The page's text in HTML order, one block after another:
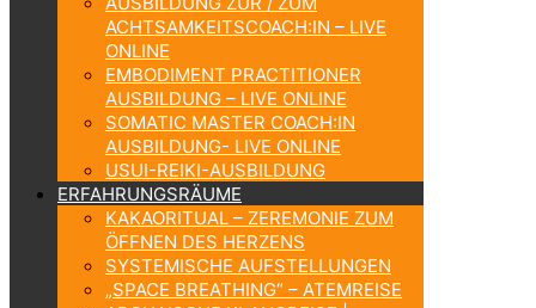
ACHTSAMKEITSCOACH:IN – LIVE
ONLINE
EMBODIMENT PRACTITIONER
AUSBILDUNG – LIVE ONLINE
SOMATIC MASTER COACH:IN
AUSBILDUNG- LIVE ONLINE
USUI-REIKI-AUSBILDUNG
ERFAHRUNGSRÄUME
KAKAORITUAL – ZEREMONIE ZUM
ÖFFNEN DES HERZENS
SYSTEMISCHE AUFSTELLUNGEN
„SPACE BREATHING“ – ATEMREISE